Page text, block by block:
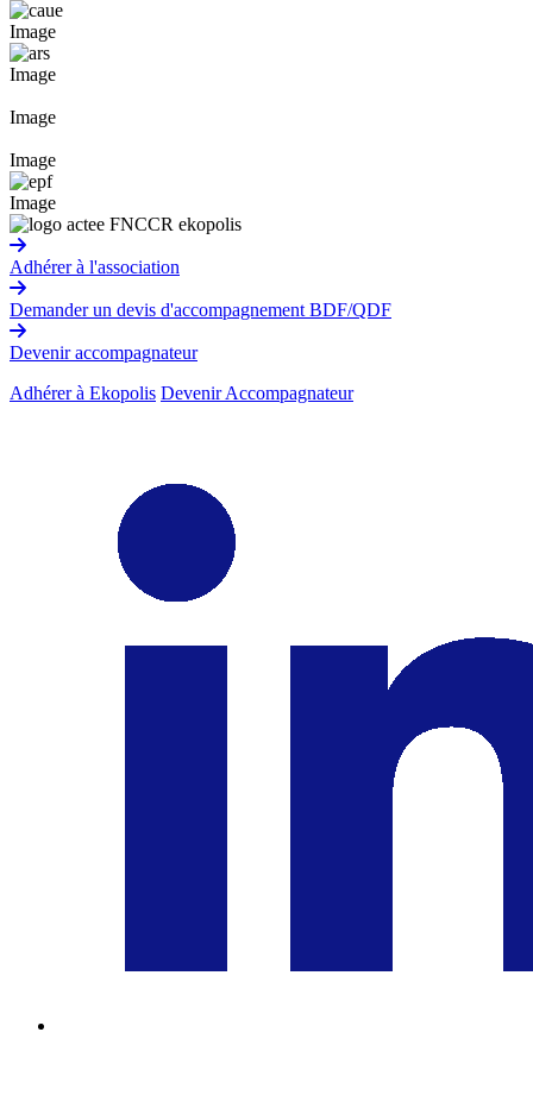
Image
Image
Image
Image
Image
Adhérer à l'association
Demander un devis d'accompagnement BDF/QDF
Devenir accompagnateur
Adhérer à Ekopolis Devenir Accompagnateur